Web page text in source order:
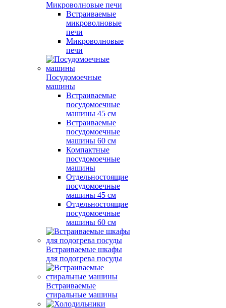
Микроволновые печи
Встраиваемые
микроволновые
печи
Микроволновые
печи
Посудомоечные
машины
Встраиваемые
посудомоечные
машины 45 см
Встраиваемые
посудомоечные
машины 60 см
Компактные
посудомоечные
машины
Отдельностоящие
посудомоечные
машины 45 см
Отдельностоящие
посудомоечные
машины 60 см
Встраиваемые шкафы
для подогрева посуды
Встраиваемые
стиральные машины